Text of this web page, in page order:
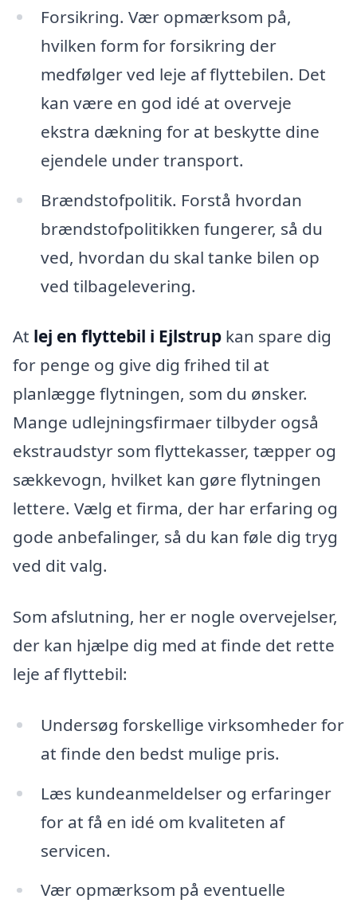
Forsikring. Vær opmærksom på,
hvilken form for forsikring der
medfølger ved leje af flyttebilen. Det
kan være en god idé at overveje
ekstra dækning for at beskytte dine
ejendele under transport.
Brændstofpolitik. Forstå hvordan
brændstofpolitikken fungerer, så du
ved, hvordan du skal tanke bilen op
ved tilbagelevering.
At lej en flyttebil i Ejlstrup kan spare dig
for penge og give dig frihed til at
planlægge flytningen, som du ønsker.
Mange udlejningsfirmaer tilbyder også
ekstraudstyr som flyttekasser, tæpper og
sækkevogn, hvilket kan gøre flytningen
lettere. Vælg et firma, der har erfaring og
gode anbefalinger, så du kan føle dig tryg
ved dit valg.
Som afslutning, her er nogle overvejelser,
der kan hjælpe dig med at finde det rette
leje af flyttebil:
Undersøg forskellige virksomheder for
at finde den bedst mulige pris.
Læs kundeanmeldelser og erfaringer
for at få en idé om kvaliteten af
servicen.
Vær opmærksom på eventuelle